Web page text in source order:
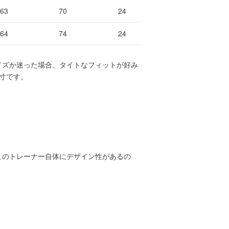
63 70 24
64 74 24
か迷った場合、タイトなフィットが好み
です。
トレーナー自体にデザイン性があるの